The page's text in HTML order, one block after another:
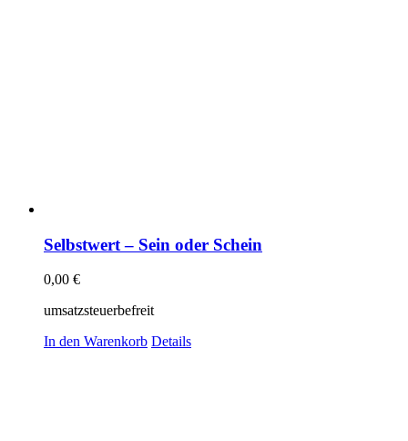
Selbstwert – Sein oder Schein
0,00 €
umsatzsteuerbefreit
In den Warenkorb Details